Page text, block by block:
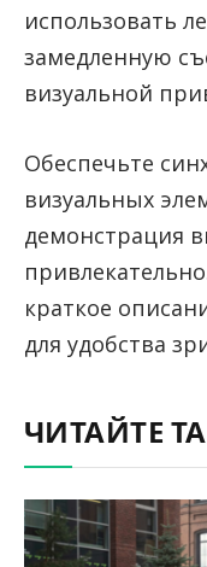
использовать
замедленную
визуальной
Обеспечьте
визуальных
демонстрация
краткое
для удобства
ЧИТАЙТЕ